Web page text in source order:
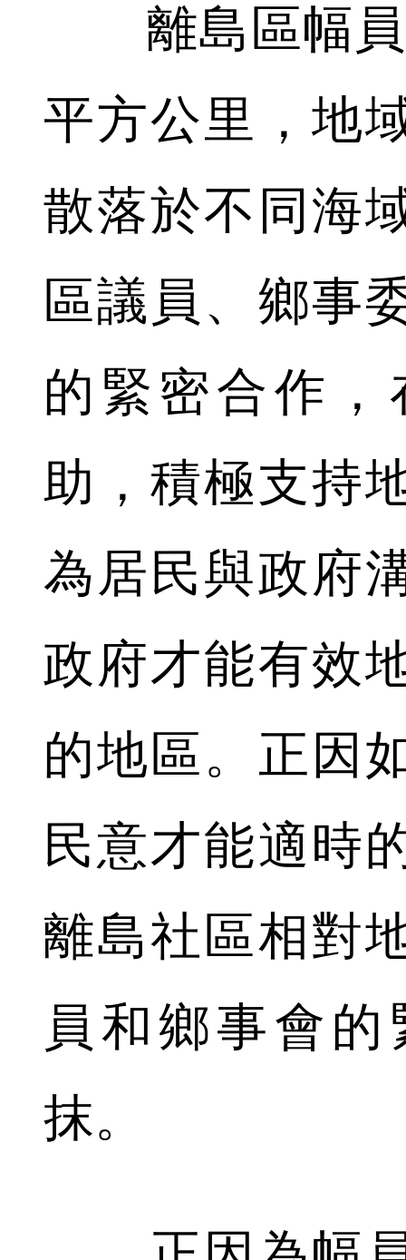
離島區幅員
平方公里，地
散落於不同海
區議員、鄉事
的緊密合作
助，積極支持
為居民與政府
政府才能有效
的地區。正因
民意才能適時
離島社區相對
員和鄉事會
抹。